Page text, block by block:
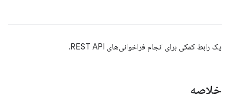
یک رابط کمکی برای انجام فراخوانی‌های REST API.
خلاصه